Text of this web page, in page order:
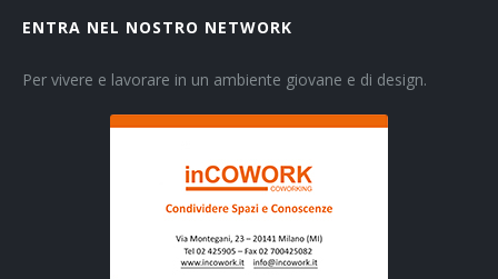
ENTRA NEL NOSTRO NETWORK
Per vivere e lavorare in un ambiente giovane e di design.